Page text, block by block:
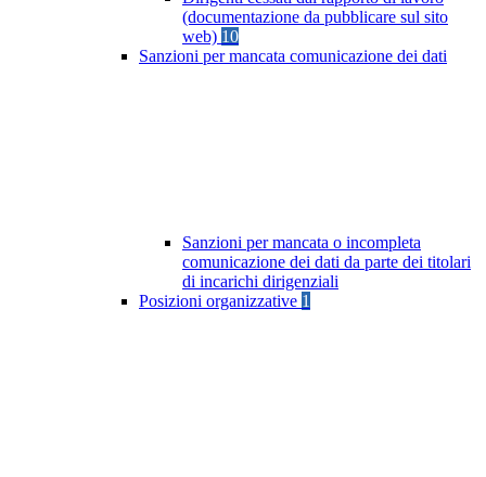
(documentazione da pubblicare sul sito
web) 10
Sanzioni per mancata comunicazione dei dati
Sanzioni per mancata o incompleta
comunicazione dei dati da parte dei titolari
di incarichi dirigenziali
Posizioni organizzative 1